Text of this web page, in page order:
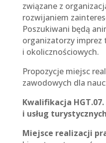
związane z
rozwijaniem
Poszukiwani będą
organizatorzy imprez
i okolicznościowych.
Propozycje miejsc
zawodowych dla
Kwalifikacja
i usług turystycznych
Miejsce realizacji